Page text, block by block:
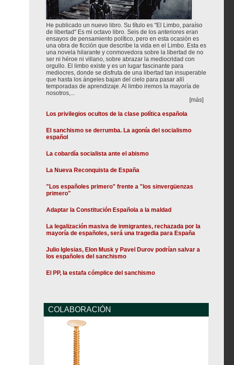
He publicado un nuevo libro. Su título es "El Limbo, paraíso
de libertad" Es mi octavo libro. Seis de los anteriores eran
ensayos de pensamiento político, pero en esta ocasión es
una obra de ficción que describe la vida en el Limbo. Esta es
una novela hilarante y conmovedora sobre la libertad de no
ser ni héroe ni villano, sobre abrazar la mediocridad con
orgullo. El limbo existe y es un lugar fascinante para
mediocres, donde se disfruta de una libertad tan insuperable
que hasta los ángeles bajan del cielo para pasar allí
temporadas de aprendizaje. Al limbo iremos la mayoría de
nosotros,...
[más]
Los privilegios ocultos de la clase política española
El sanchismo se derrumba. La agonía del socialismo
español
La cobardía socialista ante el abismo
La Nueva Reconquista de España
"Los españoles primero" frente a "los sinvergüenzas
primero"
Adaptar la Constitución Española a la maldad
La legalización masiva de inmigrantes, rechazada por la
mayoría de españoles, será una tragedia para España
Julio Iglesias, Elon Musk y Pavel Durov podrían salvar a
los españoles del sanchismo
El PP, la estafa cómplice del sanchismo
COLABORACIÓN